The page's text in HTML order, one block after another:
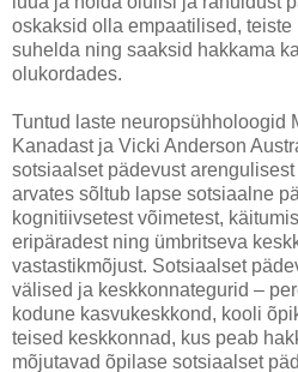
oskaksid olla empaatilised,
suhelda ning saaksid hakkama
olukordades.
Tuntud laste neuropsühholoogid
Kanadast ja Vicki Anderson
sotsiaalset pädevust
arvates sõltub lapse sotsiaalne
kognitiivsetest võimetest,
eripäradest ning ümbritseva
vastastikmõjust. Sotsiaalset
välised ja keskkonnategurid –
kodune kasvukeskkond, kooli
teised keskkonnad, kus peab
mõjutavad õpilase sotsiaalset